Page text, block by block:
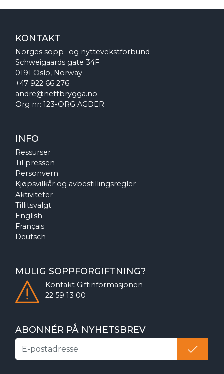
KONTAKT
Norges sopp- og nyttevekstforbund
Schweigaards gate 34F
0191 Oslo, Norway
+47 922 66 276
andre@nettbrygga.no
Org nr: 123-ORG AGDER
INFO
Ressurser
Til pressen
Personvern
Kjøpsvilkår og avbestillingsregler
Aktiviteter
Tillitsvalgt
English
Français
Deutsch
MULIG SOPPFORGIFTNING?
Kontakt Giftinformasjonen
22 59 13 00
ABONNÉR PÅ NYHETSBREV